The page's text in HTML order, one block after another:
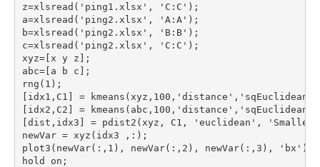
z=xlsread('ping1.xlsx', 'C:C');
a=xlsread('ping2.xlsx', 'A:A');
b=xlsread('ping2.xlsx', 'B:B');
c=xlsread('ping2.xlsx', 'C:C');
xyz=[x y z];
abc=[a b c];
rng(1);
[idx1,C1] =
[idx2,C2] =
[dist,idx3] = pdist2(xyz, C1, 'euclidean',
newVar = xyz(idx3 ,:);
plot3(newVar(:,1), newVar(:,2), newVar(:,3), 'bx');
hold on;